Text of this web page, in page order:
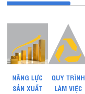
NĂNG LỰC
SẢN XUẤT
QUY TRÌNH
LÀM VIỆC